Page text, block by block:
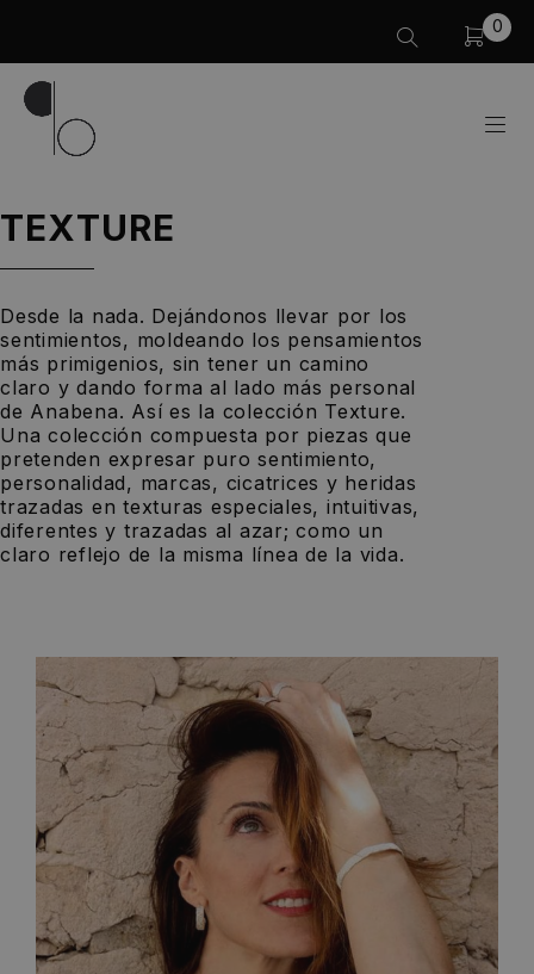
0
TEXTURE
Desde la nada. Dejándonos llevar por los
sentimientos, moldeando los pensamientos
más primigenios, sin tener un camino
claro y dando forma al lado más personal
de Anabena. Así es la colección Texture.
Una colección compuesta por piezas que
pretenden expresar puro sentimiento,
personalidad, marcas, cicatrices y heridas
trazadas en texturas especiales, intuitivas,
diferentes y trazadas al azar; como un
claro reflejo de la misma línea de la vida.